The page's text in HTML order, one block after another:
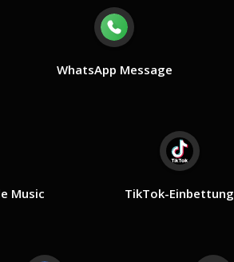
WhatsApp Message
Music TikTok-Einbettung